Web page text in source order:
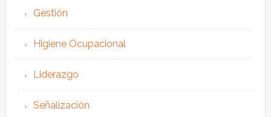
Gestión
Higiene Ocupacional
Liderazgo
Señalización